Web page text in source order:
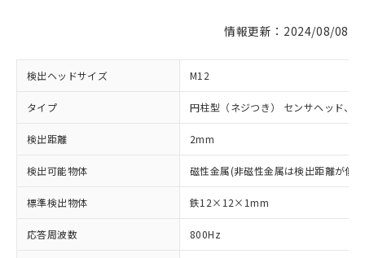
情報更新：2024/08/08
検出ヘッドサイズ M12
タイプ 円柱型（ネジつき） センサヘッド、
検出距離 2mm
検出可能物体 磁性金属(非磁性金属は検出距離が低
標準検出物体 鉄12×12×1mm
応答周波数 800Hz